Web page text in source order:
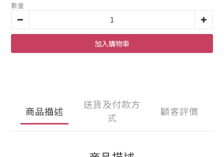
數量
加入購物車
商品描述
送貨及付款方
式
顧客評價